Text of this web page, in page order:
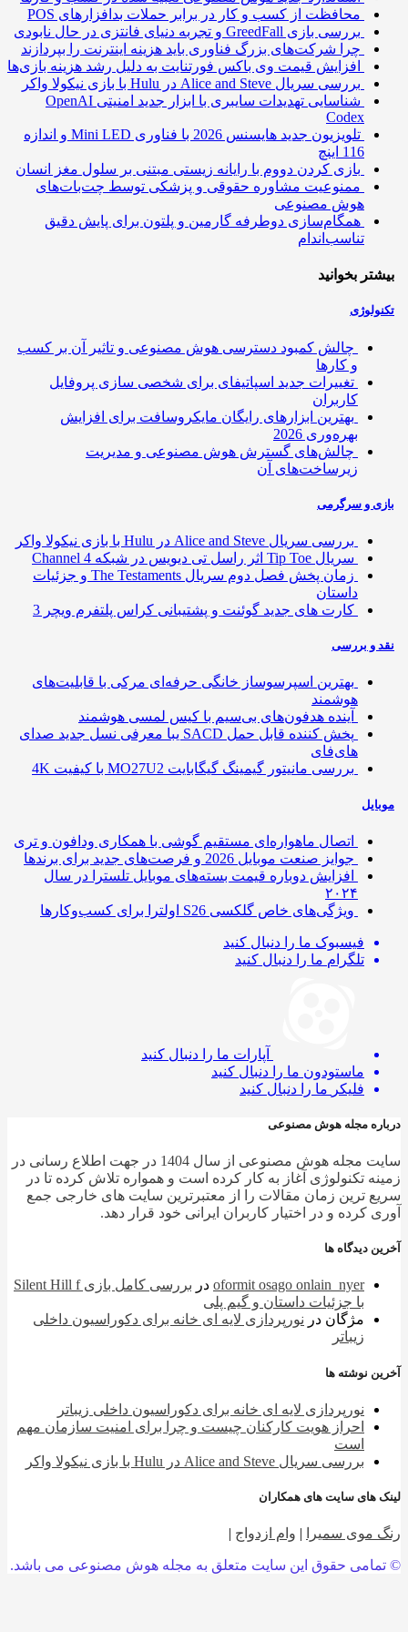
محافظت از کسب و کار در برابر حملات بدافزارهای POS
بررسی بازی GreedFall و تجربه دنیای فانتزی در حال نابودی
چرا شرکت‌های بزرگ فناوری باید هزینه اینترنت را بپردازند
افزایش قیمت وی باکس فورتنایت به دلیل رشد هزینه بازی‌ها
بررسی سریال Alice and Steve در Hulu با بازی نیکولا واکر
شناسایی تهدیدات سایبری با ابزار جدید امنیتی OpenAI
Codex
تلویزیون جدید هایسنس 2026 با فناوری Mini LED و اندازه
بازی کردن دووم با رایانه زیستی مبتنی بر سلول مغز انسان
ممنوعیت مشاوره حقوقی و پزشکی توسط چت‌بات‌های
هوش مصنوعی
همگام‌سازی دوطرفه گارمین و پلتون برای پایش دقیق
تناسب‌اندام
بخوانید
چالش کمبود دسترسی هوش مصنوعی و تاثیر آن بر کسب
و کارها
تغییرات جدید اسپاتیفای برای شخصی سازی پروفایل
کاربران
بهترین ابزارهای رایگان مایکروسافت برای افزایش
بهره‌وری 2026
چالش‌های گسترش هوش مصنوعی و مدیریت
زیرساخت‌های آن
و سرگرمی
بررسی سریال Alice and Steve در Hulu با بازی نیکولا واکر
سریال Tip Toe اثر راسل تی دیویس در شبکه Channel 4
زمان پخش فصل دوم سریال The Testaments و جزئیات
داستان
کارت های جدید گوئنت و پشتیبانی کراس پلتفرم ویچر 3
و بررسی
بهترین اسپرسوساز خانگی حرفه‌ای مرکی با قابلیت‌های
هوشمند
آینده هدفون‌های بی‌سیم با کیس لمسی هوشمند
پخش کننده قابل حمل SACD یبا معرفی نسل جدید صدای
های‌فای
بررسی مانیتور گیمینگ گیگابایت MO27U2 با کیفیت 4K
اتصال ماهواره‌ای مستقیم گوشی‌ با همکاری ودافون و تری
جوایز صنعت موبایل 2026 و فرصت‌های جدید برای برندها
افزایش دوباره قیمت بسته‌های موبایل تلسترا در سال
۲۰۲۴
ویژگی‌های خاص گلکسی S26 اولترا برای کسب‌وکارها
فیسبوک ما را دنبال کنید
تلگرام ما را دنبال کنید
آپارات ما را دنبال کنید
ماستودون ما را دنبال کنید
فلیکر ما را دنبال کنید
مجله هوش مصنوعی
سایت مجله هوش مصنوعی از سال 1404 در جهت اطلاع رسانی در
تکنولوژی آغاز به کار کرده است و همواره تلاش کرده تا در
ترین زمان مقالات را از معتبرترین سایت های خارجی جمع
کرده و در اختیار کاربران ایرانی خود قرار دهد.
دیدگاه ها
oformit osago onlain_nyerدر
بررسی کامل بازی Silent Hill f
با جزئیات داستان و گیم پلی
مژگاندرنورپردازی لایه ای خانه برای دکوراسیون داخلی
زیباتر
نوشته ها
نورپردازی لایه ای خانه برای دکوراسیون داخلی زیباتر
احراز هویت کارکنان چیست و چرا برای امنیت سازمان مهم
بررسی سریال Alice and Steve در Hulu با بازی نیکولا واکر
های سایت های همکاران
موی سمیرا|وام ازدواج |
حقوق این سایت متعلق به مجله هوش مصنوعی می باشد.